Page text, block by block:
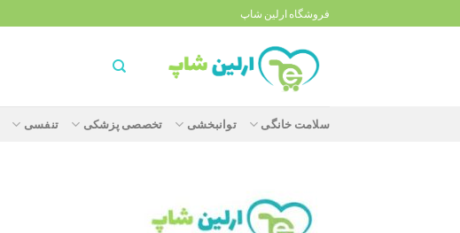
to
فروشگاه ارلین شاپ
سلامت خانگی توانبخشی تخصصی پزشکی تنفسی